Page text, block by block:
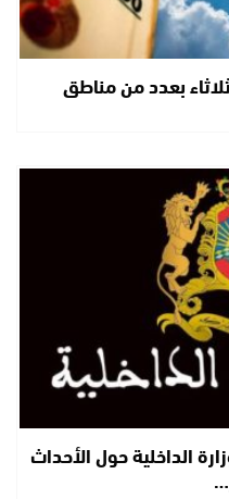
بعدد من مناطق
الداخلية حول الأحداث